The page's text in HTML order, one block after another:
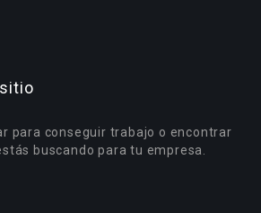
para conseguir trabajo o encontrar
buscando para tu empresa.